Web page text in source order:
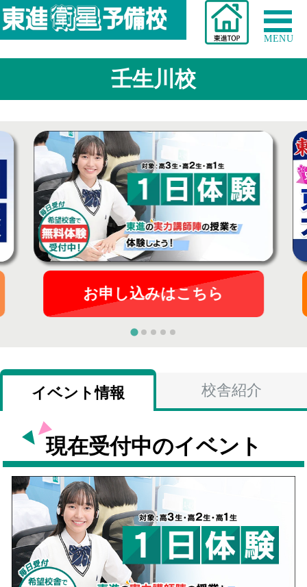
MENU
壬生川校
お申し込みはこちら
イベント情報 校舎紹介
現在受付中のイベント